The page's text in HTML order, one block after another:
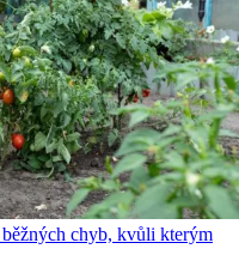
běžných chyb, kvůli kterým